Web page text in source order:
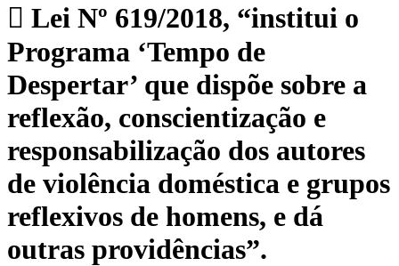
Lei Nº 619/2018, “institui o
Programa ‘Tempo de
Despertar’ que dispõe sobre a
reflexão, conscientização e
responsabilização dos autores
de violência doméstica e grupos
reflexivos de homens, e dá
outras providências”.